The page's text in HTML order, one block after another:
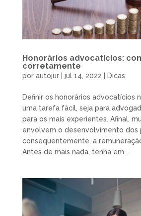
Honorários advocatícios:
corretamente
por autojur| jul 14, 2022 Dicas
Definir os honorários advocatícios
uma tarefa fácil, seja para
para os mais experientes. Afinal,
envolvem o desenvolvimento dos
consequentemente, a
Antes de mais nada, tenha em...